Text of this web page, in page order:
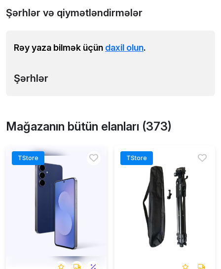
Şərhlər və qiymətləndirmələr
Rəy yaza bilmək üçün daxil olun.
Şərhlər
Mağazanın bütün elanları (373)
TStore TStore